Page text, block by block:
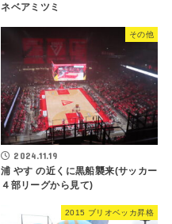
ネベアミツミ
その他
2024.11.19
浦 やす の近くに黒船襲来(サッカー
４部リーグから見て)
2015 ブリオベッカ昇格